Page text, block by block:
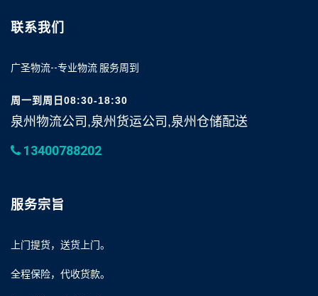
联系我们
广圣物流--专业物流 服务周到
周一到周日08:30-18:30
泉州物流公司,泉州货运公司,泉州仓储配送
13400788202
服务宗旨
上门提货，送货上门。
全程保险，代收货款。